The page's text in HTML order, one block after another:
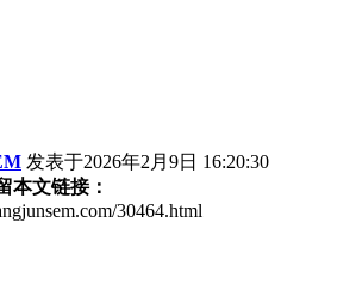
发表于2026年2月9日 16:20:30
本文链接：
30464.html